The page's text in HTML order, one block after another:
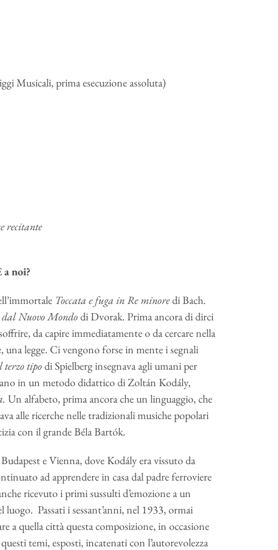
Musicali, prima esecuzione assoluta)
recitante
noi?
Toccata e fuga in Re minoredi Bach.
Nuovo Mondodi Dvorak. Prima ancora di dirci
da capire immediatamente o da cercare nella
legge. Ci vengono forse in mente i segnali
tipodi Spielberg insegnava agli umani per
in un metodo didattico di Zoltán Kodály,
Un alfabeto, prima ancora che un linguaggio, che
alle ricerche nelle tradizionali musiche popolari
con il grande Béla Bartók.
e Vienna, dove Kodály era vissuto da
ad apprendere in casa dal padre ferroviere
ricevuto i primi sussulti d’emozione a un
luogo. Passati i sessant’anni, nel 1933, ormai
a quella città questa composizione, in occasione
temi, esposti, incatenati con l’autorevolezza